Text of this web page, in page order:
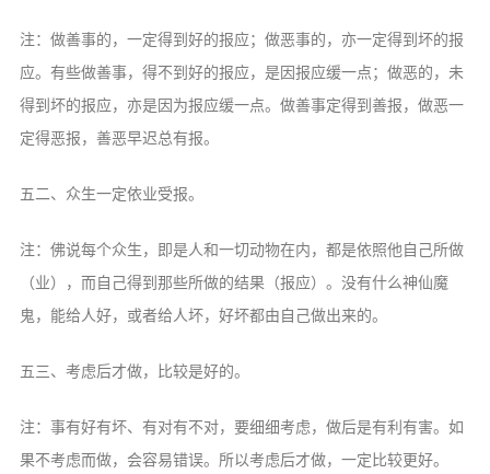
注：做善事的，一定得到好的报应；做恶事的，亦一定得到坏的报
应。有些做善事，得不到好的报应，是因报应缓一点；做恶的，未
得到坏的报应，亦是因为报应缓一点。做善事定得到善报，做恶一
定得恶报，善恶早迟总有报。
五二、众生一定依业受报。
注：佛说每个众生，即是人和一切动物在内，都是依照他自己所做
（业），而自己得到那些所做的结果（报应）。没有什么神仙魔
鬼，能给人好，或者给人坏，好坏都由自己做出来的。
五三、考虑后才做，比较是好的。
注：事有好有坏、有对有不对，要细细考虑，做后是有利有害。如
果不考虑而做，会容易错误。所以考虑后才做，一定比较更好。